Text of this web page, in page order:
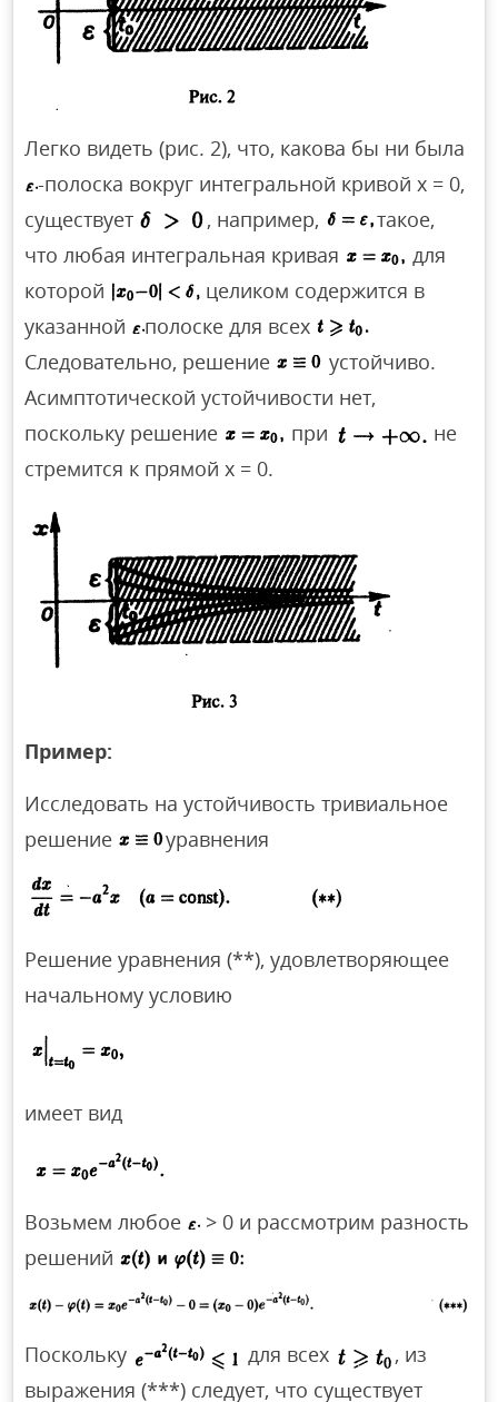
Легко видеть (рис. 2), что, какова бы ни была
-полоска вокруг интегральной кривой х = 0,
существует
, например,
такое,
что любая интегральная кривая
для
которой
целиком содержится в
указанной
полоске для всех
Следовательно, решение
устойчиво.
Асимптотической устойчивости нет,
поскольку решение
при
не
стремится к прямой х = 0.
Пример:
Исследовать на устойчивость тривиальное
решение
уравнения
Решение уравнения (**), удовлетворяющее
начальному условию
имеет вид
Возьмем любое
> 0 и рассмотрим разность
решений
Поскольку для всех
, из
выражения (***) следует, что существует